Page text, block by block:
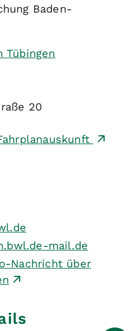
Baden-
Tübingen
20
mail.de
Nachricht über